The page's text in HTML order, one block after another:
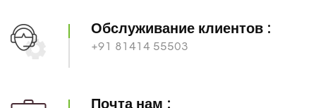
Обслуживание клиентов :
+91 81414 55503
Почта нам :